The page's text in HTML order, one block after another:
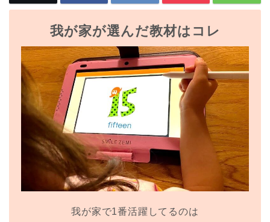
我が家が選んだ教材はコレ
我が家で1番活躍してるのは